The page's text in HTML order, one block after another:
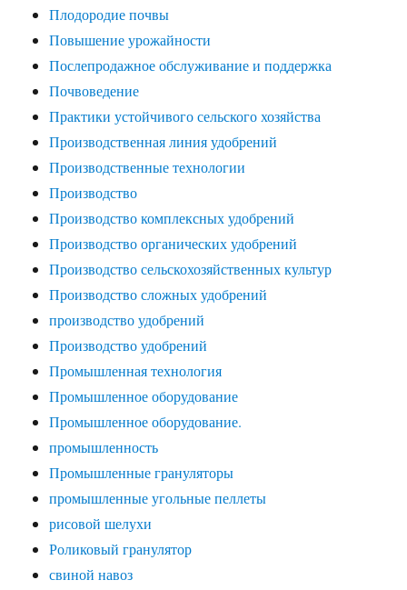
Плодородие почвы
Повышение урожайности
Послепродажное обслуживание и поддержка
Почвоведение
Практики устойчивого сельского хозяйства
Производственная линия удобрений
Производственные технологии
Производство
Производство комплексных удобрений
Производство органических удобрений
Производство сельскохозяйственных культур
Производство сложных удобрений
производство удобрений
Производство удобрений
Промышленная технология
Промышленное оборудование
Промышленное оборудование.
промышленность
Промышленные грануляторы
промышленные угольные пеллеты
рисовой шелухи
Роликовый гранулятор
свиной навоз